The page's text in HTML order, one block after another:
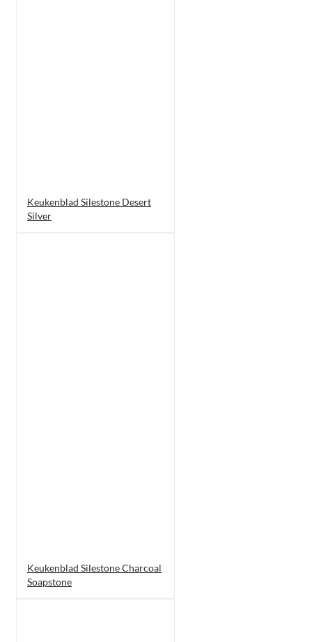
Keukenblad Silestone Desert
Silver
Keukenblad Silestone Charcoal
Soapstone